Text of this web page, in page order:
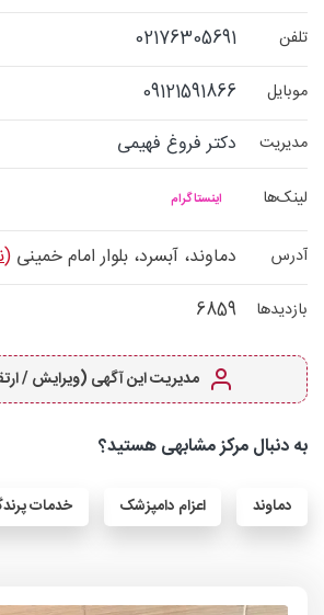
تلفن
02176305691
موبایل 09121591866
مدیریت دکتر فروغ فهیمی
لینک‌ها اینستاگرام
آدرس دماوند، آبسرد، بلوار امام خمینی
بازدیدها 6859
مدیریت این آگهی (ویرایش /
به دنبال مرکز مشابهی هستید؟
دماوند اعزام دامپزشک خدمات